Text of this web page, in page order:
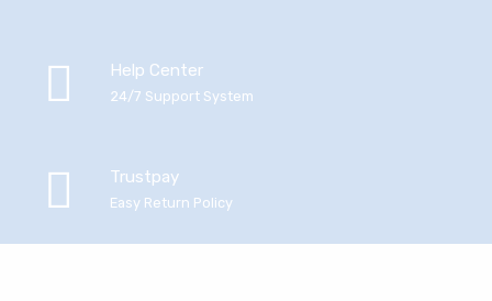
Help Center
24/7 Support System
Trustpay
Easy Return Policy